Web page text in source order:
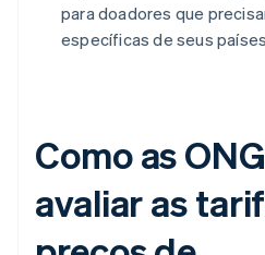
para doadores que
específicas de seus
Como as
avaliar as